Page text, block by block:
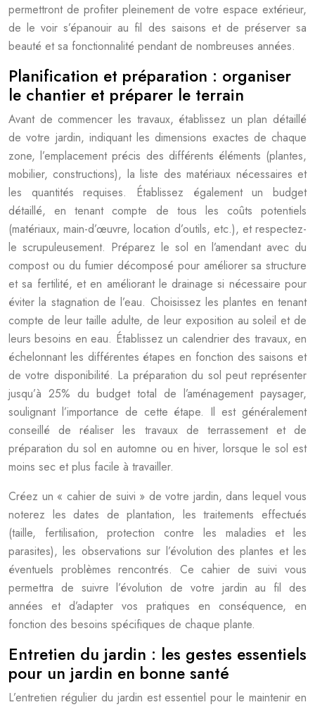
permettront de profiter pleinement de votre espace extérieur,
de le voir s’épanouir au fil des saisons et de préserver sa
beauté et sa fonctionnalité pendant de nombreuses années.
Planification et préparation : organiser
le chantier et préparer le terrain
Avant de commencer les travaux, établissez un plan détaillé
de votre jardin, indiquant les dimensions exactes de chaque
zone, l’emplacement précis des différents éléments (plantes,
mobilier, constructions), la liste des matériaux nécessaires et
les quantités requises. Établissez également un budget
détaillé, en tenant compte de tous les coûts potentiels
(matériaux, main-d’œuvre, location d’outils, etc.), et respectez-
le scrupuleusement. Préparez le sol en l’amendant avec du
compost ou du fumier décomposé pour améliorer sa structure
et sa fertilité, et en améliorant le drainage si nécessaire pour
éviter la stagnation de l’eau. Choisissez les plantes en tenant
compte de leur taille adulte, de leur exposition au soleil et de
leurs besoins en eau. Établissez un calendrier des travaux, en
échelonnant les différentes étapes en fonction des saisons et
de votre disponibilité. La préparation du sol peut représenter
jusqu’à 25% du budget total de l’aménagement paysager,
soulignant l’importance de cette étape. Il est généralement
conseillé de réaliser les travaux de terrassement et de
préparation du sol en automne ou en hiver, lorsque le sol est
moins sec et plus facile à travailler.
Créez un « cahier de suivi » de votre jardin, dans lequel vous
noterez les dates de plantation, les traitements effectués
(taille, fertilisation, protection contre les maladies et les
parasites), les observations sur l’évolution des plantes et les
éventuels problèmes rencontrés. Ce cahier de suivi vous
permettra de suivre l’évolution de votre jardin au fil des
années et d’adapter vos pratiques en conséquence, en
fonction des besoins spécifiques de chaque plante.
Entretien du jardin : les gestes essentiels
pour un jardin en bonne santé
L’entretien régulier du jardin est essentiel pour le maintenir en